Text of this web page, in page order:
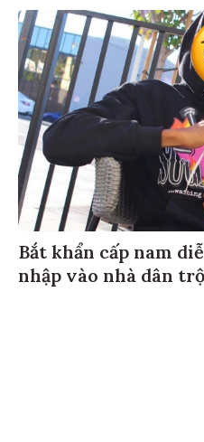
Bắt khẩn cấp nam
nhập vào nhà dân